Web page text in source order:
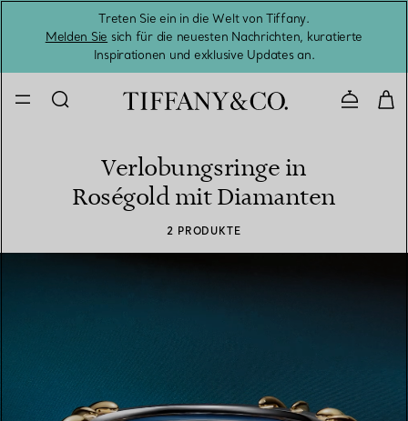
Treten Sie ein in die Welt von Tiffany.
Melden Sie sich für die neuesten Nachrichten, kuratierte
Inspirationen und exklusive Updates an.
Verlobungsringe in
Roségold mit Diamanten
2 PRODUKTE